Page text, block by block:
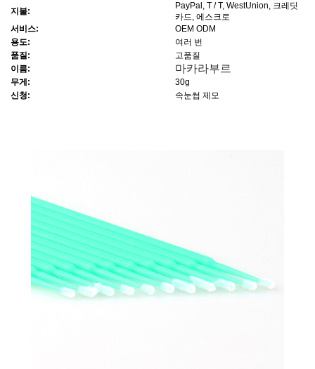
지불:
PayPal, T / T, WestUnion, 크레딧
카드, 에스크로
서비스:
OEM ODM
용도:
여러 번
품질:
고품질
이름: 마카라부르
무게 :
30g
신청: 속눈썹 제모